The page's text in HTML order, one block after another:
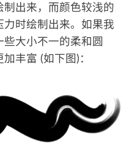
出来，而颜色较浅的
时绘制出来。如果我
大小不一的柔和圆
丰富 (如下图)：